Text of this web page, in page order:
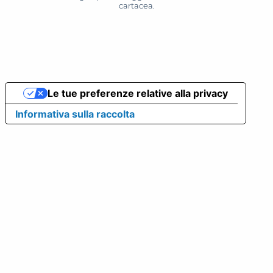
cartacea.
Informativa sulla raccolta
Le tue preferenze relative alla privacy